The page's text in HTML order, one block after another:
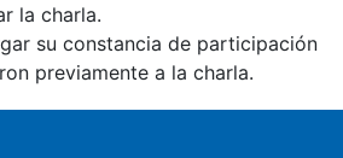
la charla.
su constancia de participación
previamente a la charla.